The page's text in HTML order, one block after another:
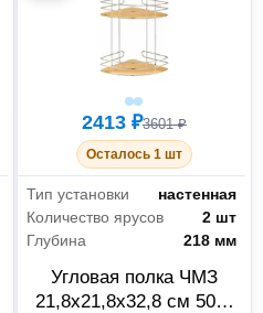
2413 ₽3601 ₽
Осталось 1 шт
Тип установки
настенная
Количество ярусов
2 шт
Глубина
218 мм
Угловая полка ЧМЗ
21,8х21,8х32,8 см 501-